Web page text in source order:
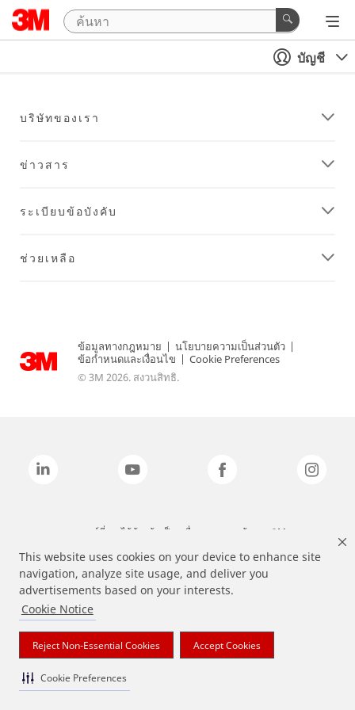
This website uses cookies on your device to enhance site
navigation, analyze site usage, and deliver you
advertisements based on your interests.
Cookie Notice
Reject Non-Essential Cookies Accept Cookies
Cookie Preferences
บัญชี
บริษัทของเรา
ข่าวสาร
ระเบียบข้อบังคับ
ช่วยเหลือ
ข้อมูลทางกฎหมาย | นโยบายความเป็นส่วนตัว |
ข้อกำหนดและเงื่อนไข | Cookie Preferences
© 3M 2026. สงวนสิทธิ.
แบรนด์ที่ระบุไว้ข้างต้นเป็นเครื่องหมายการค้าของ 3M